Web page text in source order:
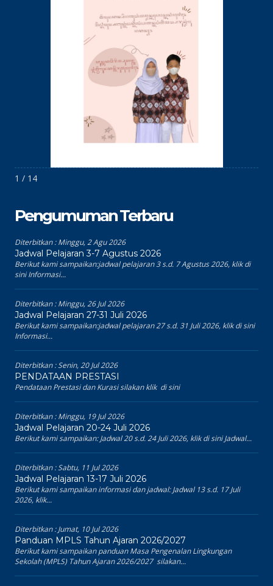
1 / 14
Pengumuman Terbaru
Diterbitkan :Minggu, 2 Agu 2026
Jadwal Pelajaran 3-7 Agustus 2026
Berikut kami sampaikan:jadwal pelajaran 3 s.d. 7 Agustus 2026, klik di
sini Informasi...
Diterbitkan :Minggu, 26 Jul 2026
Jadwal Pelajaran 27-31 Juli 2026
Berikut kami sampaikan:jadwal pelajaran 27 s.d. 31 Juli 2026, klik di sini
Informasi...
Diterbitkan :Senin, 20 Jul 2026
PENDATAAN PRESTASI
Pendataan Prestasi dan Kurasi silakan klik di sini
Diterbitkan :Minggu, 19 Jul 2026
Jadwal Pelajaran 20-24 Juli 2026
Berikut kami sampaikan: Jadwal 20 s.d. 24 Juli 2026, klik di sini Jadwal...
Diterbitkan :Sabtu, 11 Jul 2026
Jadwal Pelajaran 13-17 Juli 2026
Berikut kami sampaikan informasi dan jadwal: Jadwal 13 s.d. 17 Juli
2026, klik...
Diterbitkan :Jumat, 10 Jul 2026
Panduan MPLS Tahun Ajaran 2026/2027
Berikut kami sampaikan panduan Masa Pengenalan Lingkungan
Sekolah (MPLS) Tahun Ajaran 2026/2027 silakan...